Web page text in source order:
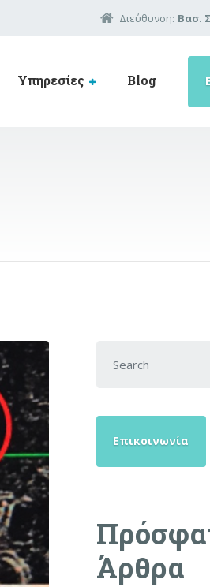
Διεύθυνση: Βασ.
Υπηρεσίες Blog
Επικοινωνία
Άρθρα